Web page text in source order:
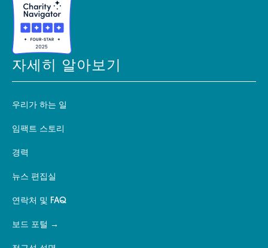
자세히 알아보기
우리가 하는 일
임팩트 스토리
경력
뉴스 편집실
연락처 및 FAQ
보드 포털